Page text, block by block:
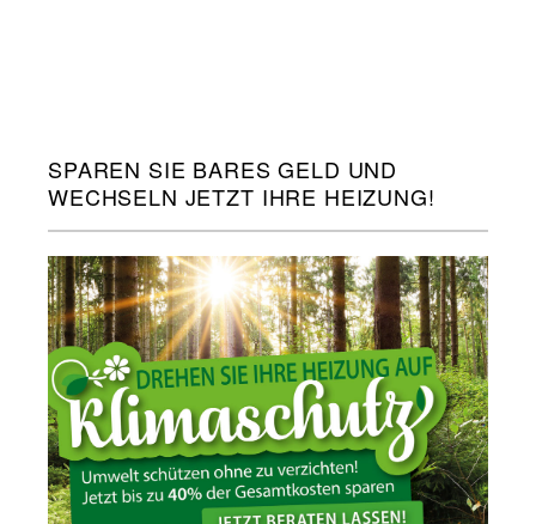
SPAREN SIE BARES GELD UND
WECHSELN JETZT IHRE HEIZUNG!